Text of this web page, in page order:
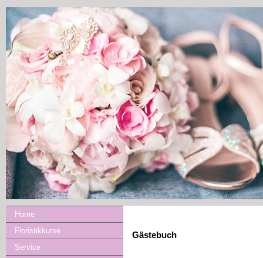
Home
Floristikkurse
Service
Gästebuch